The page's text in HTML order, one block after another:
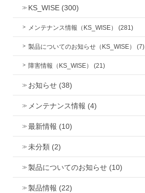
KS_WISE (300)
メンテナンス情報（KS_WISE） (281)
製品についてのお知らせ（KS_WISE） (7)
障害情報（KS_WISE） (21)
お知らせ (38)
メンテナンス情報 (4)
最新情報 (10)
未分類 (2)
製品についてのお知らせ (10)
製品情報 (22)